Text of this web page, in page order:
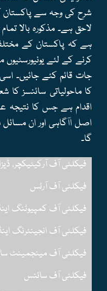
شرح کی وجہ سے
لاحق ہے۔ مذکورہ بالا
ہے کہ پاکستان کے
کرنے کے لئے
جات قائم کئے جائیں۔
کا ماحولیاتی سائنسز کا
اقدام ہے جس کا نتیجہ
اصل اآگاہی اور ان
گا۔
فیکلٹی آف آرکیٹیکچر،
فیکلٹی آف آرٹس
فیکلٹی آف کمپیوٹنگ
فیکلٹی آف انجینئرنگ
فیکلٹی آف مینجمینٹ
فیکلٹی آف سائنس